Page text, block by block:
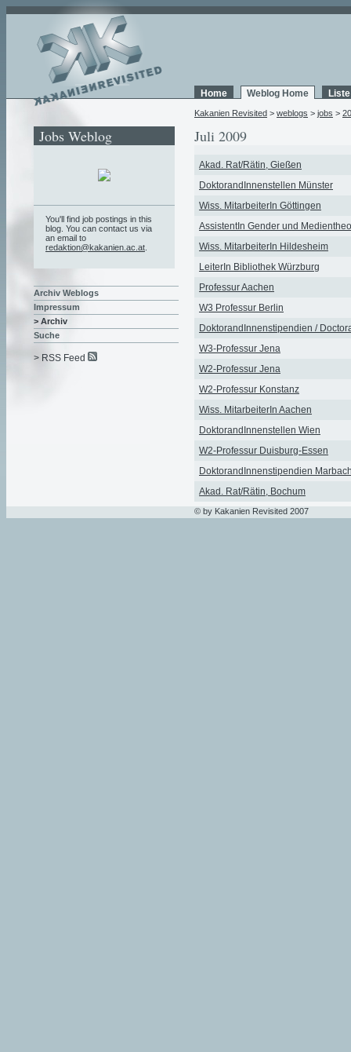
Home Weblog Home
Kakanien Revisited > weblogs > jobs >
Juli 2009
Akad. Rat/Rätin, Gießen
DoktorandInnenstellen Münster
Wiss. MitarbeiterIn Göttingen
AssistentIn Gender und
Wiss. MitarbeiterIn Hildesheim
LeiterIn Bibliothek Würzburg
Professur Aachen
W3 Professur Berlin
DoktorandInnenstipendien /
W3-Professur Jena
W2-Professur Jena
W2-Professur Konstanz
Wiss. MitarbeiterIn Aachen
DoktorandInnenstellen Wien
W2-Professur Duisburg-Essen
DoktorandInnenstipendien
Akad. Rat/Rätin, Bochum
Jobs Weblog
You'll find job postings in this
blog. You can contact us via
an email to
redaktion@kakanien.ac.at
Archiv Weblogs
Impressum
> Archiv
Suche
> RSS Feed
© by Kakanien Revisited 2007